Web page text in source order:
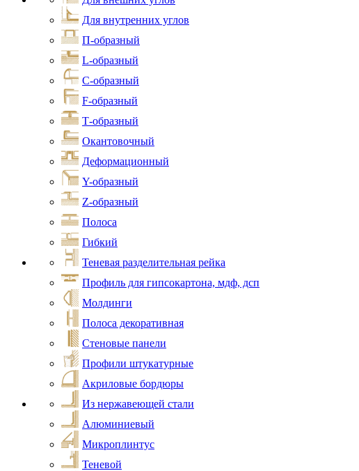
Для внутренних углов
П-образный
L-образный
С-образный
F-образный
Т-образный
Окантовочный
Деформационный
Y-образный
Z-образный
Полоса
Гибкий
Теневая разделительная рейка
Профиль для гипсокартона, мдф, дсп
Молдинги
Полоса декоративная
Стеновые панели
Профили штукатурные
Акриловые бордюры
Из нержавеющей стали
Алюминиевый
Микроплинтус
Теневой